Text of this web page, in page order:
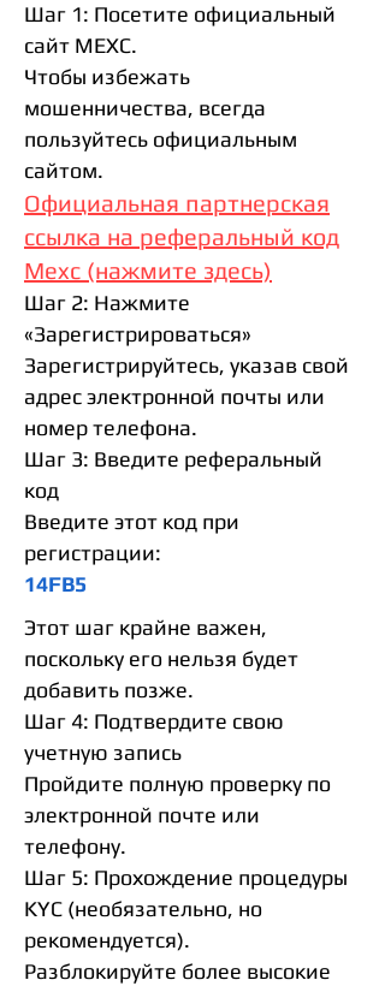
Шаг 1: Посетите официальный
сайт MEXC.
Чтобы избежать
мошенничества, всегда
пользуйтесь официальным
сайтом.
Официальная партнерская
ссылка на реферальный код
Mexc (нажмите здесь)
Шаг 2: Нажмите
«Зарегистрироваться»
Зарегистрируйтесь, указав свой
адрес электронной почты или
номер телефона.
Шаг 3: Введите реферальный
код
Введите этот код при
регистрации:
14FB5
Этот шаг крайне важен,
поскольку его нельзя будет
добавить позже.
Шаг 4: Подтвердите свою
учетную запись
Пройдите полную проверку по
электронной почте или
телефону.
Шаг 5: Прохождение процедуры
KYC (необязательно, но
рекомендуется).
Разблокируйте более высокие